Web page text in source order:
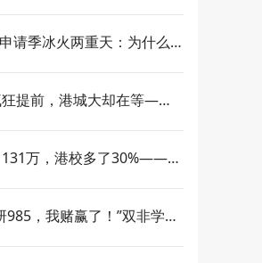
请季冰火两重天：为什么
提前，港城大却在等——2
万，港校多了30%——27
985，我赌赢了！”双非学